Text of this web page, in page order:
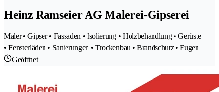
Heinz Ramseier AG Malerei-Gipserei
Maler • Gipser • Fassaden • Isolierung • Holzbehandlung • Gerüste
• Fensterläden • Sanierungen • Trockenbau • Brandschutz • Fugen
Geöffnet